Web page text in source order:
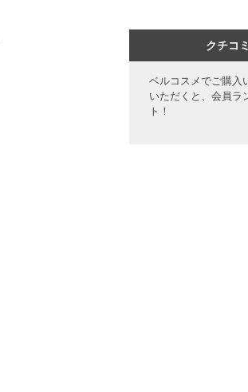
クチコ
ベルコスメでご購入
いただくと、会員ラ
ト！